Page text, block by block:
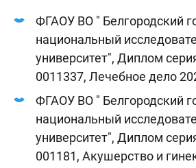
ФГАОУ ВО " Белгородский
национальный
университет", Диплом
0011337, Лечебное дело
ФГАОУ ВО " Белгородский
национальный
университет", Диплом
001181, Акушерство и